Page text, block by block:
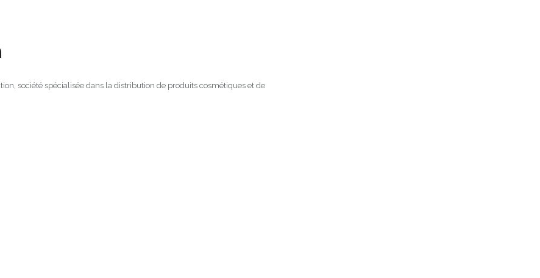
société spécialisée dans la distribution de produits cosmétiques et de